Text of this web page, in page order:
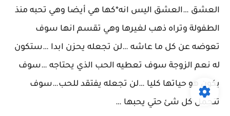
العشق …العشق اليس انه*كها هي أيضا وهي تحبه منذ
الطفولة وتراه ذهب لغيرها وهي تقسم انها سوف
تعوضه عن كل ما عاشه …لن تجعله يحزن ابدا …ستكون
له نعم الزوجة سوف تعطيه الحب الذي يحتاجه …سوف
يكون هو حياتها كليا …لن تجعله يفتقد للحب…سوف
تتحمل كل شئ حتي يحبها …